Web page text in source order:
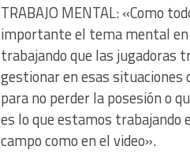
TRABAJO MENTAL: «Como
importante el tema mental
trabajando que las jugadoras
gestionar en esas situaciones
para no perder la posesión o
es lo que estamos trabajando
campo como en el video».